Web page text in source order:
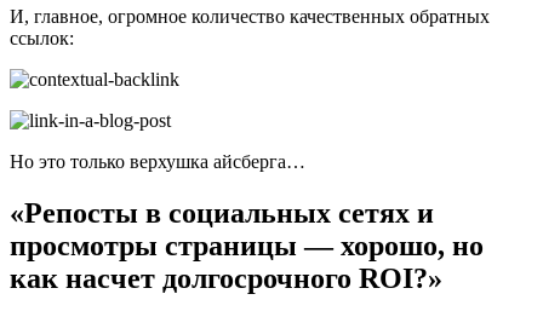
И, главное, огромное количество качественных обратных
ссылок:
Но это только верхушка айсберга…
«Репосты в социальных сетях и
просмотры страницы — хорошо, но
как насчет долгосрочного ROI?»